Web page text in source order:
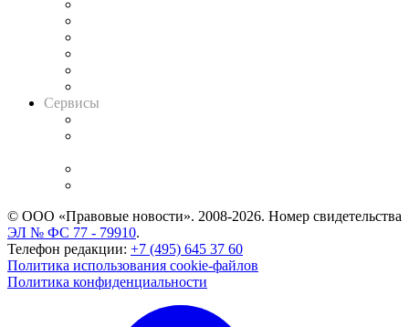
Сервисы
© ООО «Правовые новости». 2008-2026. Номер свидетельства
ЭЛ № ФС 77 - 79910.
Телефон редакции: +7 (495) 645 37 60
Политика использования cookie-файлов
Политика конфиденциальности